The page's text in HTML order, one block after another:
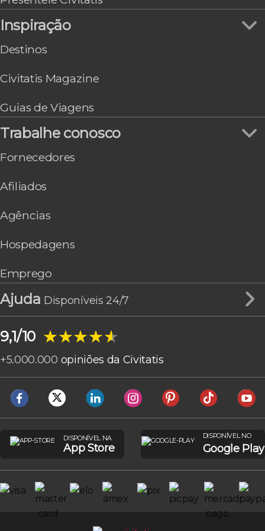
Inspiração
Destinos
Civitatis Magazine
Guias de Viagens
Trabalhe conosco
Fornecedores
Afiliados
Agências
Hospedagens
Emprego
Ajuda Disponíveis 24/7
9,1/10 ★★★★★
★★★★★
+5.000.000 opiniões da Civitatis
DISPONÍVEL NA
App Store
DISPONÍVEL NO
Google Play